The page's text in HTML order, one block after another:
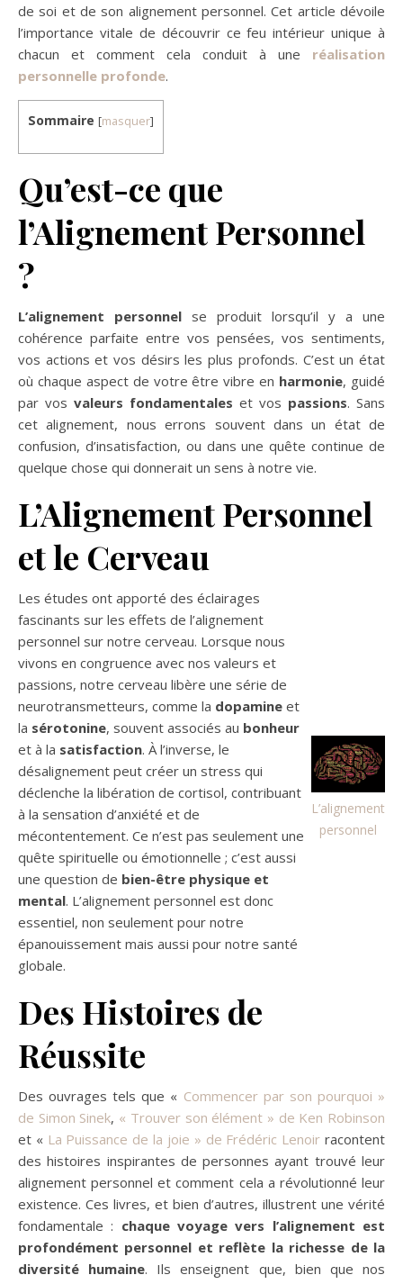
de soi et de son alignement personnel. Cet article dévoile
l’importance vitale de découvrir ce feu intérieur unique à
chacun et comment cela conduit à une réalisation
personnelle profonde.
Sommaire [masquer]
Qu’est-ce que
l’Alignement Personnel
?
L’alignement personnel se produit lorsqu’il y a une
cohérence parfaite entre vos pensées, vos sentiments,
vos actions et vos désirs les plus profonds. C’est un état
où chaque aspect de votre être vibre en harmonie, guidé
par vos valeurs fondamentales et vos passions. Sans
cet alignement, nous errons souvent dans un état de
confusion, d’insatisfaction, ou dans une quête continue de
quelque chose qui donnerait un sens à notre vie.
L’Alignement Personnel
et le Cerveau
Les études ont apporté des éclairages
fascinants sur les effets de l’alignement
personnel sur notre cerveau. Lorsque nous
vivons en congruence avec nos valeurs et
passions, notre cerveau libère une série de
neurotransmetteurs, comme la dopamine et
la sérotonine, souvent associés au bonheur
et à la satisfaction. À l’inverse, le
désalignement peut créer un stress qui
déclenche la libération de cortisol, contribuant
à la sensation d’anxiété et de
mécontentement. Ce n’est pas seulement une
quête spirituelle ou émotionnelle ; c’est aussi
une question de bien-être physique et
mental. L’alignement personnel est donc
essentiel, non seulement pour notre
épanouissement mais aussi pour notre santé
globale.
L’alignement
personnel
Des Histoires de
Réussite
Des ouvrages tels que « Commencer par son pourquoi »
de Simon Sinek, « Trouver son élément » de Ken Robinson
et « La Puissance de la joie » de Frédéric Lenoir racontent
des histoires inspirantes de personnes ayant trouvé leur
alignement personnel et comment cela a révolutionné leur
existence. Ces livres, et bien d’autres, illustrent une vérité
fondamentale : chaque voyage vers l’alignement est
profondément personnel et reflète la richesse de la
diversité humaine. Ils enseignent que, bien que nos